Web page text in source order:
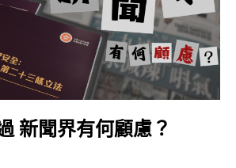
新聞界有何顧慮？